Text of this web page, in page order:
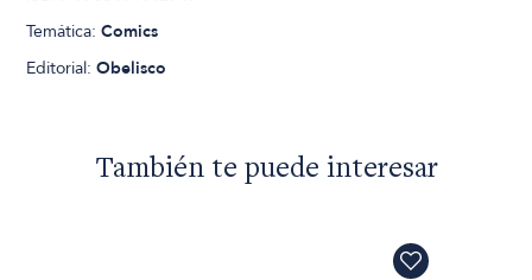
Temática:Comics
Editorial:Obelisco
También te puede interesar